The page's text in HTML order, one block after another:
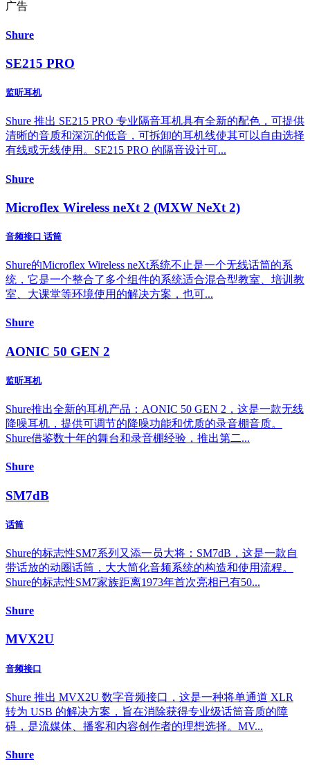
广告
Shure
SE215 PRO
监听耳机
Shure 推出 SE215 PRO 专业隔音耳机具有全新的配色，可提供
清晰的音质和深沉的低音，可拆卸的耳机线使其可以自由选择
有线或无线使用。SE215 PRO 的隔音设计可...
Shure
Microflex Wireless neXt 2 (MXW NeXt 2)
音频接口 话筒
Shure的Microflex Wireless neXt系统不止是一个无线话筒的系
统，它是一个整合了多个组件的系统适合混合型教室、培训教
室、大课堂等环境使用的解决方案，也可...
Shure
AONIC 50 GEN 2
监听耳机
Shure推出全新的耳机产品：AONIC 50 GEN 2，这是一款无线
降噪耳机，提供可调节的降噪功能和优质的录音棚音质。
Shure借鉴数十年的舞台和录音棚经验，推出第二...
Shure
SM7dB
话筒
Shure的标志性SM7系列又添一员大将：SM7dB，这是一款自
带话放的动圈话筒，大大简化音频系统的构造和使用流程。
Shure的标志性SM7家族距离1973年首次亮相已有50...
Shure
MVX2U
音频接口
Shure 推出 MVX2U 数字音频接口，这是一种将单通道 XLR
转为 USB 的解决方案，旨在消除获得专业级话筒音质的障
碍，是流媒体、播客和内容创作者的理想选择。MV...
Shure